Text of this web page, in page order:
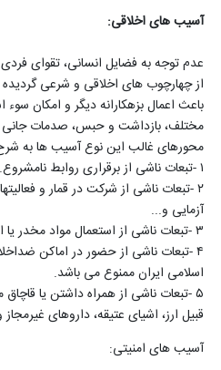
آسیب های اخلاقی:
عدم توجه به فضایل انسانی، تقوای
از چهارچوب های اخلاقی و شرعی
باعث اعمال بزهکارانه دیگر و امکان
مختلف، بازداشت و حبس، صدمات جانی
محورهای غالب این نوع آسیب ها به
۱-تبعات ناشی از برقراری روابط نامشروع.
۲-تبعات ناشی از شرکت در قمار و
آزمایی و...
۳-تبعات ناشی از استعمال مواد مخدر یا
۴-تبعات ناشی از حضور در اماکن
اسلامی ایران ممنوع می باشد.
۵-تبعات ناشی از همراه داشتن یا قاچاق
قبیل ارز، اشیای عتیقه، داروهای غیرمجاز
آسیب های امنیتی: